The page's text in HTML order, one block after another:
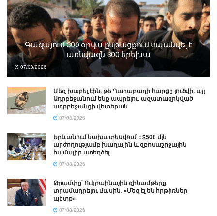
Գազայում 300 օրվա ընթացքում սպանվել է
առնվազն 300 երեխա
07/08/2026
Մեզ խաբել էին, թե Ղարաբաղի հարցը լուծվի, այլ
Ադրբեջանում ենք ապրելու. ազատազրկված
ադրբեջանցի վետերան
07/08/2026
Երևանում նախատեսվում է $500 մլն
արժողությամբ խաղային և զբոսաշրջային
համալիր ստեղծել
07/08/2026
Թրամփը՝ Ուկրաինային զինամթերք
տրամադրելու մասին․ «Մեզ էլ են հրթիռներ
պետք»
07/08/2026